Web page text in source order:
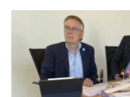
Projekte für Schülerinnen
START.ING. Das
Programm
Wissenswertes für
Wettbewerbe für
BLING.BLING.